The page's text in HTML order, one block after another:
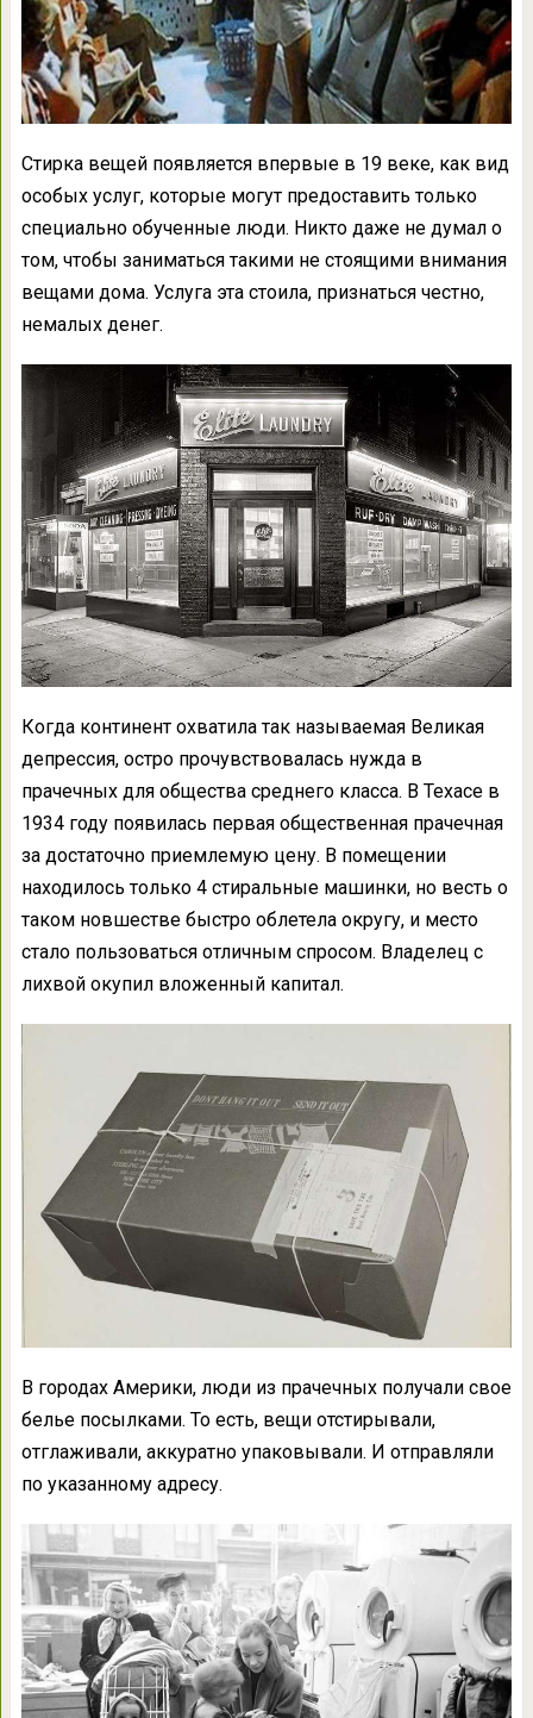
Стирка вещей появляется впервые в 19 веке, как вид
особых услуг, которые могут предоставить только
специально обученные люди. Никто даже не думал о
том, чтобы заниматься такими не стоящими внимания
вещами дома. Услуга эта стоила, признаться честно,
немалых денег.
Когда континент охватила так называемая Великая
депрессия, остро прочувствовалась нужда в
прачечных для общества среднего класса. В Техасе в
1934 году появилась первая общественная прачечная
за достаточно приемлемую цену. В помещении
находилось только 4 стиральные машинки, но весть о
таком новшестве быстро облетела округу, и место
стало пользоваться отличным спросом. Владелец с
лихвой окупил вложенный капитал.
В городах Америки, люди из прачечных получали свое
белье посылками. То есть, вещи отстирывали,
отглаживали, аккуратно упаковывали. И отправляли
по указанному адресу.